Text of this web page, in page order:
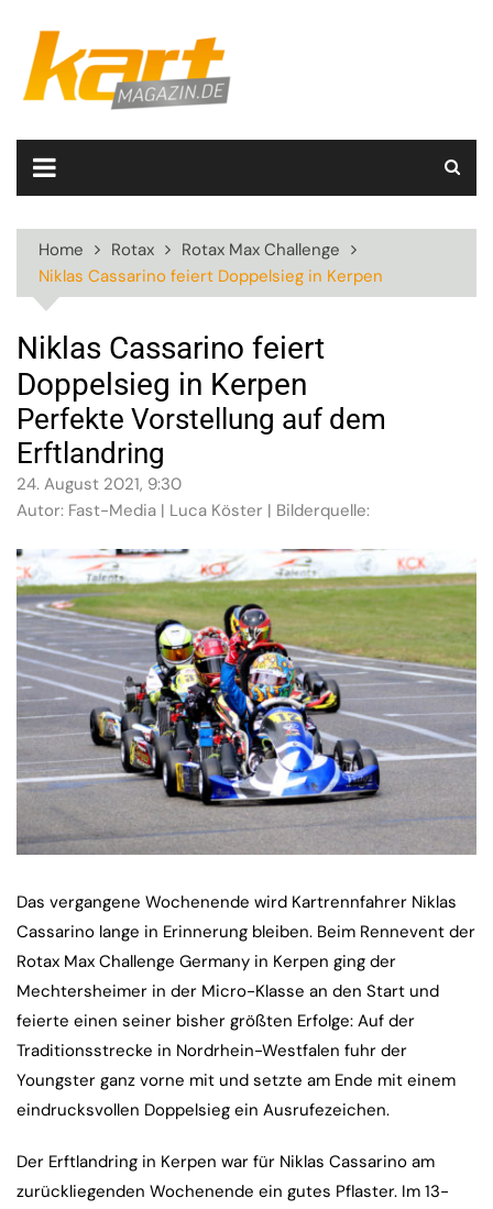
content
Home Rotax
Rotax Max Challenge
Niklas Cassarino feiert Doppelsieg in Kerpen
Niklas Cassarino feiert
Doppelsieg in Kerpen
Perfekte Vorstellung auf dem
Erftlandring
24. August 2021, 9:30
Autor: Fast-Media | Luca Köster | Bilderquelle:
Das vergangene Wochenende wird Kartrennfahrer Niklas
Cassarino lange in Erinnerung bleiben. Beim Rennevent der
Rotax Max Challenge Germany in Kerpen ging der
Mechtersheimer in der Micro-Klasse an den Start und
feierte einen seiner bisher größten Erfolge: Auf der
Traditionsstrecke in Nordrhein-Westfalen fuhr der
Youngster ganz vorne mit und setzte am Ende mit einem
eindrucksvollen Doppelsieg ein Ausrufezeichen.
Der Erftlandring in Kerpen war für Niklas Cassarino am
zurückliegenden Wochenende ein gutes Pflaster. Im 13-